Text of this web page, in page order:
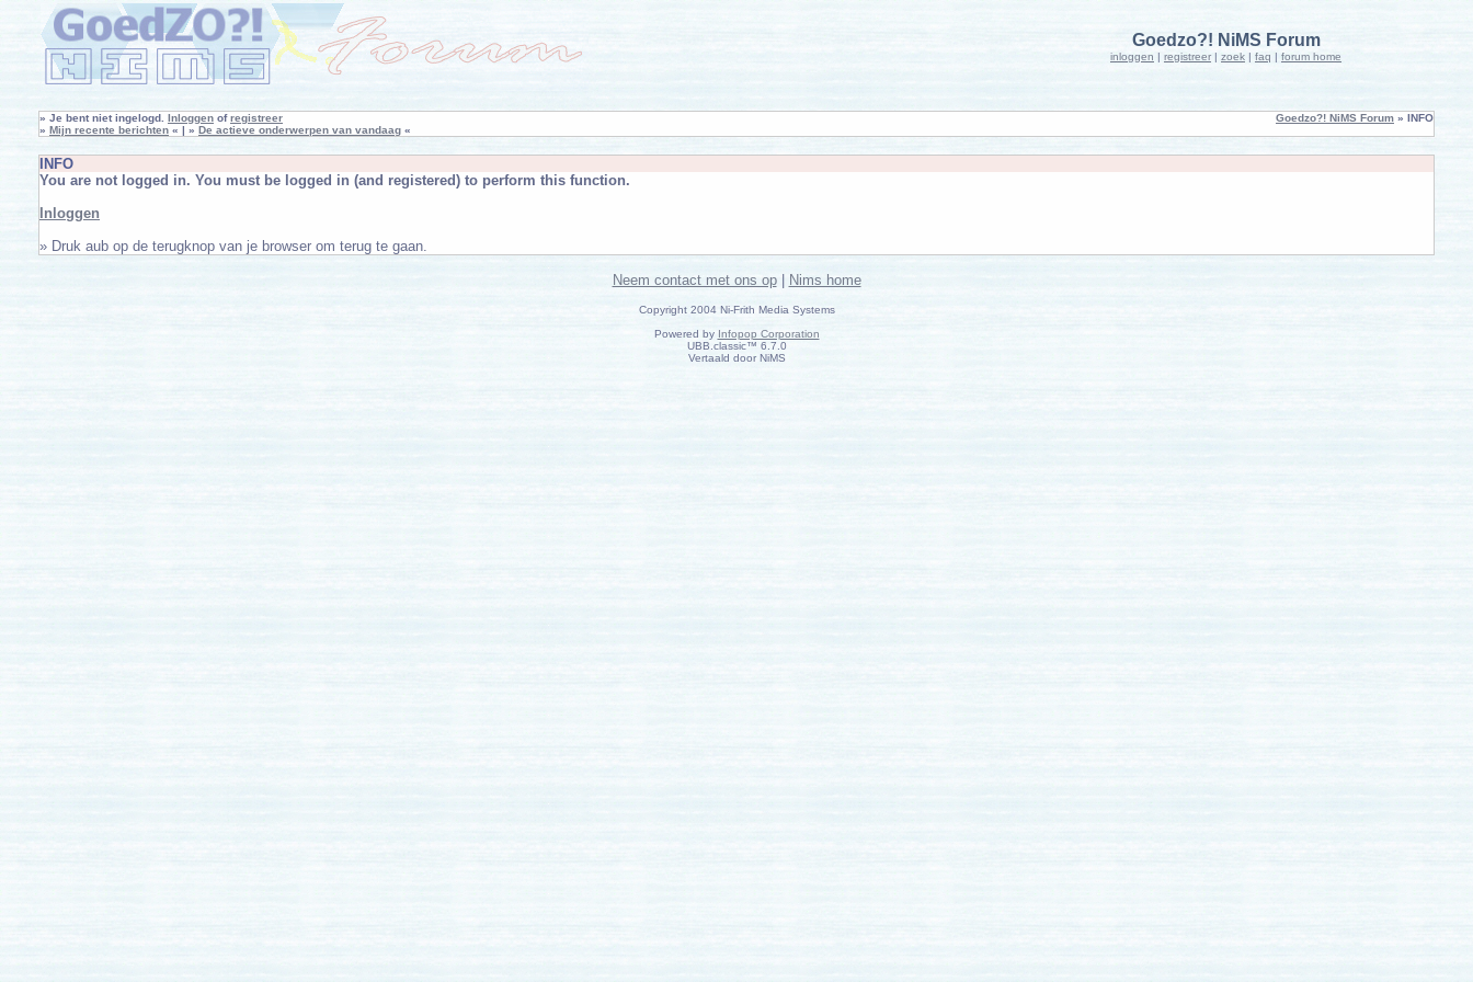
Goedzo?! NiMS Forum
inloggen | registreer | zoek | faq | forum home
» Je bent niet ingelogd. Inloggen ofregistreer
» Mijn recente berichten « | » De actieve onderwerpen van vandaag «
Goedzo?! NiMS Forum » INFO
INFO
You are not logged in. You must be logged in (and registered) to perform this function.
Inloggen
» Druk aub op de terugknop van je browser om terug te gaan.
Neem contact met ons op| Nims home
Copyright 2004 Ni-Frith Media Systems
Powered by Infopop Corporation
UBB.classic™ 6.7.0
Vertaald door NiMS